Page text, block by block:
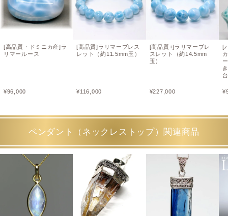
[高品質・ドミニカ産]ラ
リマールース
¥96,000
[高品質]ラリマーブレス
レット（約11.5mm玉）
¥116,000
[高品質+]ラリマーブレ
スレット（約14.5mm
玉）
¥227,000
[
¥
ペンダント（ネックレストップ）関連商品